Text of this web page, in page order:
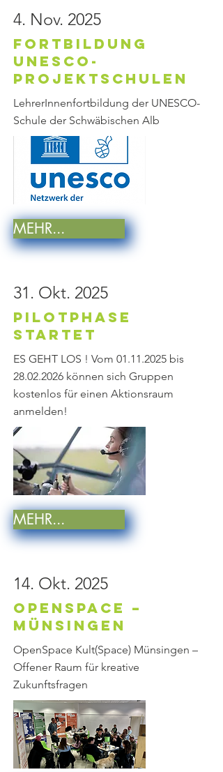
4. Nov. 2025
Fortbildung
UNESCO-
Projektschulen
LehrerInnenfortbildung der UNESCO-
Schule der Schwäbischen Alb
MEHR...
31. Okt. 2025
PILOTPHASE
startet
ES GEHT LOS ! Vom 01.11.2025bis
28.02.2026können sich Gruppen
kostenlos für einen Aktionsraum
anmelden!
MEHR...
14. Okt. 2025
OpenSpace –
Münsingen
OpenSpace Kult(Space) Münsingen –
Offener Raum für kreative
Zukunftsfragen